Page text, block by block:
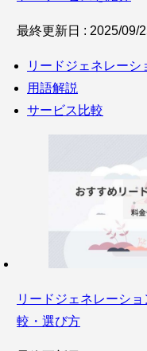
最終更新日 : 2025/09/
リードジェネレーシ
用語解説
サービス比較
リードジェネレーシ
較・選び方